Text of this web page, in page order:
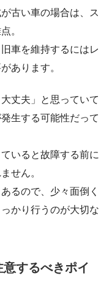
古い車の場合は、ス
。
車を維持するにはレ
あります。
丈夫」と思っていて
生する可能性だって
いると故障する前に
せん。
るので、少々面倒く
かり行うのが大切な
するべきポイ